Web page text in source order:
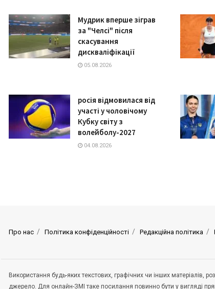
Мудрик вперше зіграв
за "Челсі" після
скасування
дискваліфікації
05.08.2026
росія відмовилася від
участі у чоловічому
Кубку світу з
волейболу-2027
04.08.2026
Про нас Політика конфіденційності Редакційна політика
Використання будь-яких текстових, графічних чи інших
джерело. Для онлайн-ЗМІ таке посилання повинно бути у вигляді